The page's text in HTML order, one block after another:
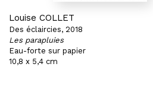
Louise COLLET
Des éclaircies, 2018
Les parapluies
Eau-forte sur papier
10,8 x 5,4 cm